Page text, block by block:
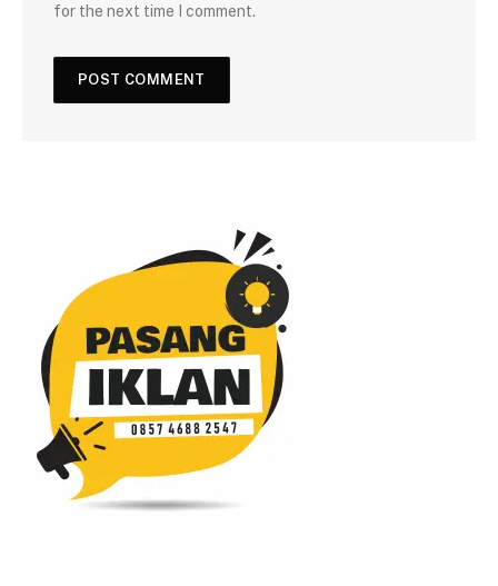
for the next time I comment.